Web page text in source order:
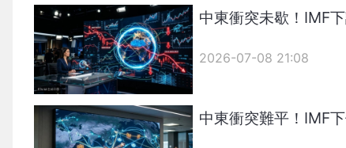
中東衝突未歇！IMF
2026-07-08 21:08
中東衝突難平！IMF